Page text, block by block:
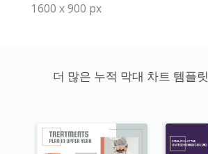
1600 x 900 px
더 많은 누적 막대 차트 템플